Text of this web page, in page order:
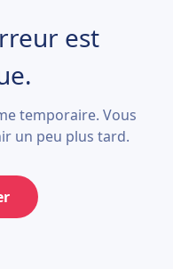
est
temporaire. Vous
un peu plus tard.